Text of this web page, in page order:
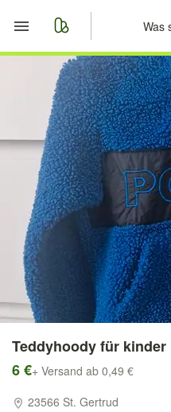
Start
Merkliste
Nachrichten
Anzeige aufgeben
Teddyhoody für kinder
6 €+ Versand ab 0,49 €
23566 St. Gertrud